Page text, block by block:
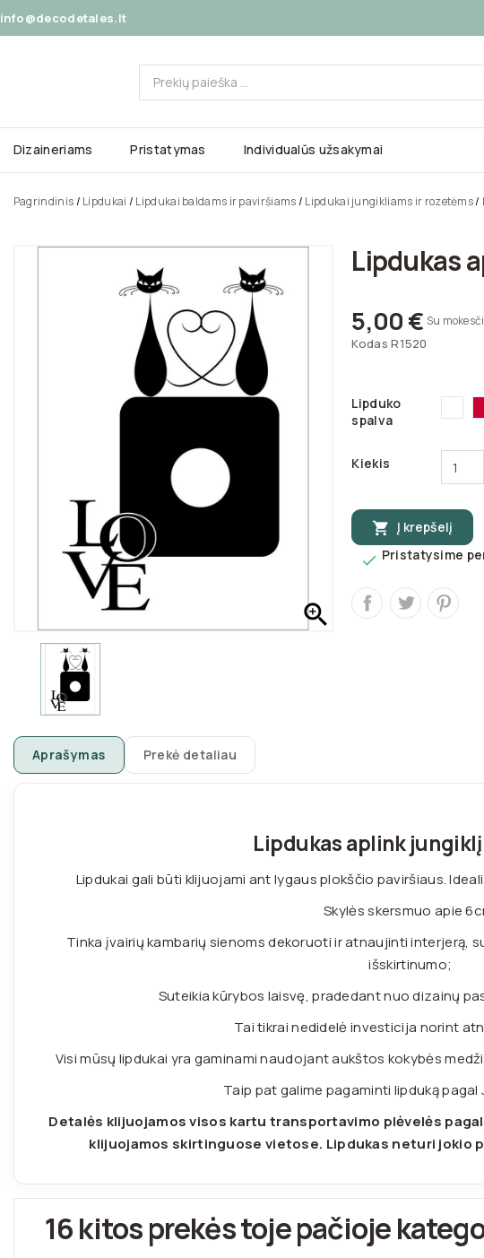
info@decodetales.lt
Dizaineriams Pristatymas Individualūs užsakymai
Pagrindinis Lipdukai Lipdukai baldams ir paviršiams Lipdukai jungikliams ir rozetėms

Lipdukas
5,00 € Su
Kodas R1520
Lipduko
spalva
Kiekis
 Į krepšelį
 Pristatysime
Aprašymas Prekė detaliau
Lipdukas aplink
Lipdukai gali būti klijuojami ant lygaus plokščio paviršiaus.
Skylės skersmuo apie
Tinka įvairių kambarių sienoms dekoruoti ir atnaujinti interjerą,
išskirtinumo;
Suteikia kūrybos laisvę, pradedant nuo dizainų
Tai tikrai nedidelė investicija norint
Visi mūsų lipdukai yra gaminami naudojant aukštos kokybės
Taip pat galime pagaminti lipduką pagal
Detalės klijuojamos visos kartu transportavimo plėvelės
klijuojamos skirtinguose vietose. Lipdukas neturi jokio
16 kitos prekės toje pačioje